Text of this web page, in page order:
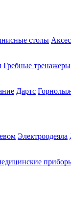
столы
Гребные тренажеры
Дартс
Электроодеяла